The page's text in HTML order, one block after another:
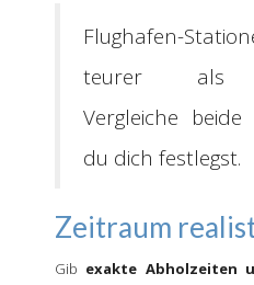
Flughafen-
teurer als
Vergleiche
du dich festlegst.
Zeitraum
Gib exakte Abholzeiten